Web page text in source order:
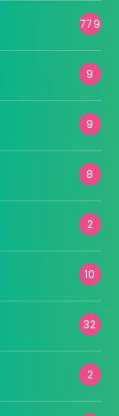
779
9
9
8
2
10
32
2